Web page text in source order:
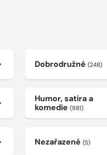
Dobrodružné(248)
Humor, satira a
komedie(981)
Nezařazené(5)